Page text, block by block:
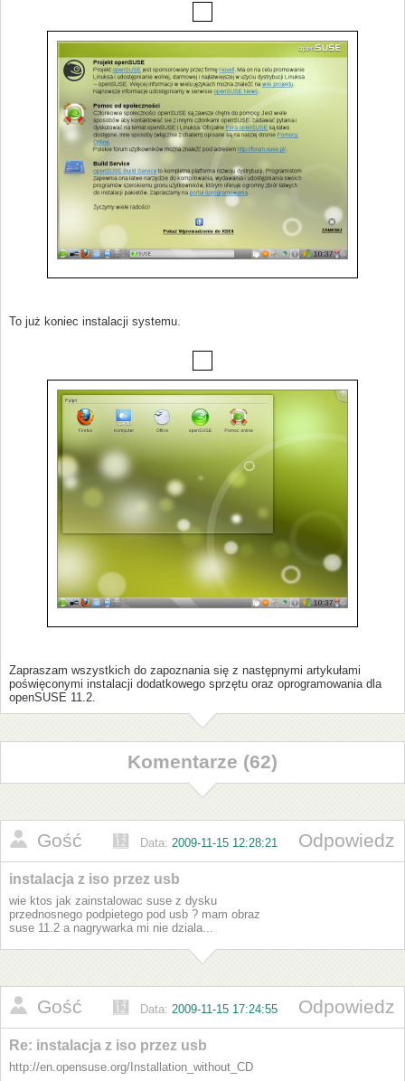
To już koniec instalacji systemu.
Zapraszam wszystkich do zapoznania się z następnymi artykułami
poświęconymi instalacji dodatkowego sprzętu oraz oprogramowania dla
openSUSE 11.2.
Komentarze (62)
Gość Data: 2009-11-15 12:28:21 Odpowiedz
instalacja z iso przez usb
wie ktos jak zainstalowac suse z dysku
przednosnego podpietego pod usb ? mam obraz
suse 11.2 a nagrywarka mi nie dziala...
Gość Data: 2009-11-15 17:24:55 Odpowiedz
Re: instalacja z iso przez usb
http://en.opensuse.org/Installation_without_CD